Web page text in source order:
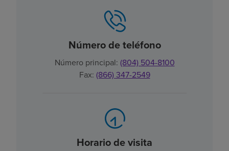
Número de teléfono
Número principal: (804) 504-8100
Fax: (866) 347-2549
Horario de visita